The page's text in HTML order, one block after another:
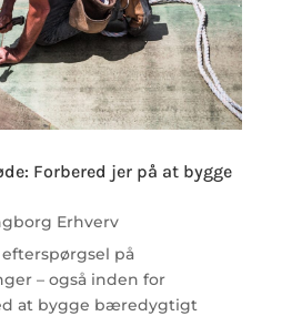
Forbered jer på at bygge
Erhverv
på
– også inden for
at bygge bæredygtigt